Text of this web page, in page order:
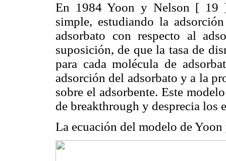
En 1984 Yoon y Nelson [ 19
simple, estudiando la
adsorbato con respecto al
suposición, de que la tasa de
para cada molécula de
adsorción del adsorbato y a la
sobre el adsorbente. Este
de breakthrough y desprecia los
La ecuación del modelo de